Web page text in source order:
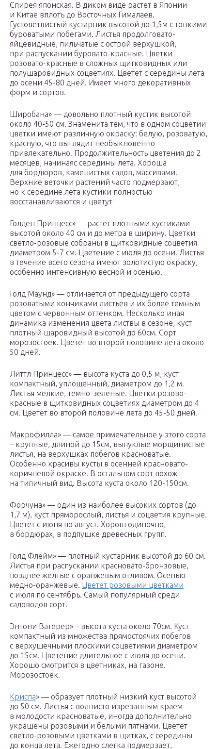
Спирея японская. В диком виде растет в Японии
и Китае вплоть до Восточных Гималаев.
Густоветвистый кустарник высотой до 1,5м с тонкими
буроватыми побегами. Листья продолговато-
яйцевидные, пильчатые с острой верхушкой,
при распускании буровато-красные. Цветки
розовато-красные в сложных щитковидных или
полушаровидных соцветиях. Цветет с середины лета
до осени 45-80 дней. Имеет много декоративных
форм и сортов.
Широбана» — довольно плотный кустик высотой
около 40-50 см. Знаменита тем, что в одном соцветии
цветки имеют различную окраску: белую, розоватую,
красную, что выглядит необыкновенно
привлекательно. Продолжительность цветения до 2
месяцев, начинаяс середины лета. Хороша
для бордюров, каменистых садов, массивами.
Верхние веточки растений часто подмерзают,
но к середине лета кустики полностью
восстанавливаются и цветут
Голден Принцесс» — растет плотными кустиками
высотой около 40 см и до метра в ширину. Цветки
светло-розовые собраны в щитковидные соцветия
диаметром 5-7 см. Цветение с июля до осени. Листья
в течение всего сезона имеют золотистую окраску,
особенно интенсивную весной и осенью.
Голд Маунд» — отличается от предыдущего сорта
розоватыми кончиками листьев и их более темным
цветом с червонным оттенком. Несколько иная
динамика изменения цвета листвы в сезоне, куст
плотный шаровидный высотой до 60см. Сорт
морозостоек. Цветет во второй половине лета около
50 дней.
Литтл Принцесс» — высота куста до 0,5 м, куст
компактный, уплощенный, диаметром до 1,2 м.
Листья мелкие, темно-зеленые. Цветки розово-
красные в щитковидных соцветиях диаметром до 4
см. Цветет во второй половине лета до 45-50 дней.
Макрофилла» — самое примечательное у этого сорта
– крупные, длиной до 15см, выпуклые морщинистые
листья, на верхушках побегов красноватые.
Особенно красивы кусты в осенней красновато-
коричневой окраске. В остальном сорт похож
на типичный вид. Высота куста около 120-150см.
Форчуна» — один из наиболее высоких сортов (до
1,7 м), куст пряморослый, листья и соцветия крупные.
Цветет с июня по август. Хорош одиночно,
в бордюрах, в подпушке древесных групп.
Голд Флейм» — плотный кустарник высотой до 60 см.
Листья при распускании красновато-бронзовые,
позднее желтые с оранжевым отливом. Осенью
медно-оранжевые. Цветет розовыми цветками
с июля по сентябрь. Самый популярный среди
садоводов сорт.
Энтони Ватерер» – высота куста около 70см. Куст
компактный из множества прямостоячих побегов
с верхушечными плоскими соцветиями диаметром
до 15см. Цветение длительное с июля до осени.
Хорошо смотрится в цветниках, на газоне.
Морозостоек.
Криспа» — образует плотный низкий куст высотой
до 50 см. Листья с волнисто изрезанным краем
в молодости красноватые, иногда дополнительно
украшены розовыми и белыми пятнами. Цветет
светло-розовыми цветками в щитках, с середины
до конца лета. Ежегодно слегка подмерзает,